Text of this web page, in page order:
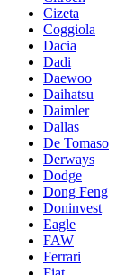
Cizeta
Coggiola
Dacia
Dadi
Daewoo
Daihatsu
Daimler
Dallas
De Tomaso
Derways
Dodge
Dong Feng
Doninvest
Eagle
FAW
Ferrari